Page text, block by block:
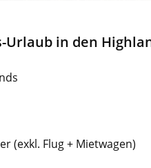
in den
(exkl. Flug + Mietwagen)